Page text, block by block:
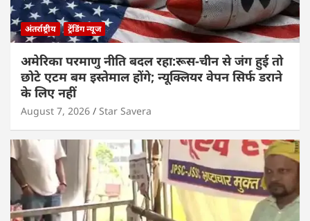
अंतर्राष्ट्रीय ट्रेंडिंग न्यूज
अमेरिका परमाणु नीति बदल रहा:रूस-चीन से जंग हुई तो
छोटे एटम बम इस्तेमाल होंगे; न्यूक्लियर वेपन सिर्फ डराने
के लिए नहीं
August 7, 2026 Star Savera